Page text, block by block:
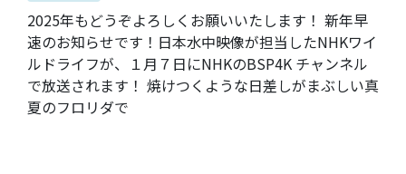
2025年もどうぞよろしくお願いいたします！ 新年早
速のお知らせです！日本水中映像が担当したNHKワイ
ルドライフが、１月７日にNHKのBSP4K チャンネル
で放送されます！ 焼けつくような日差しがまぶしい真
夏のフロリダで